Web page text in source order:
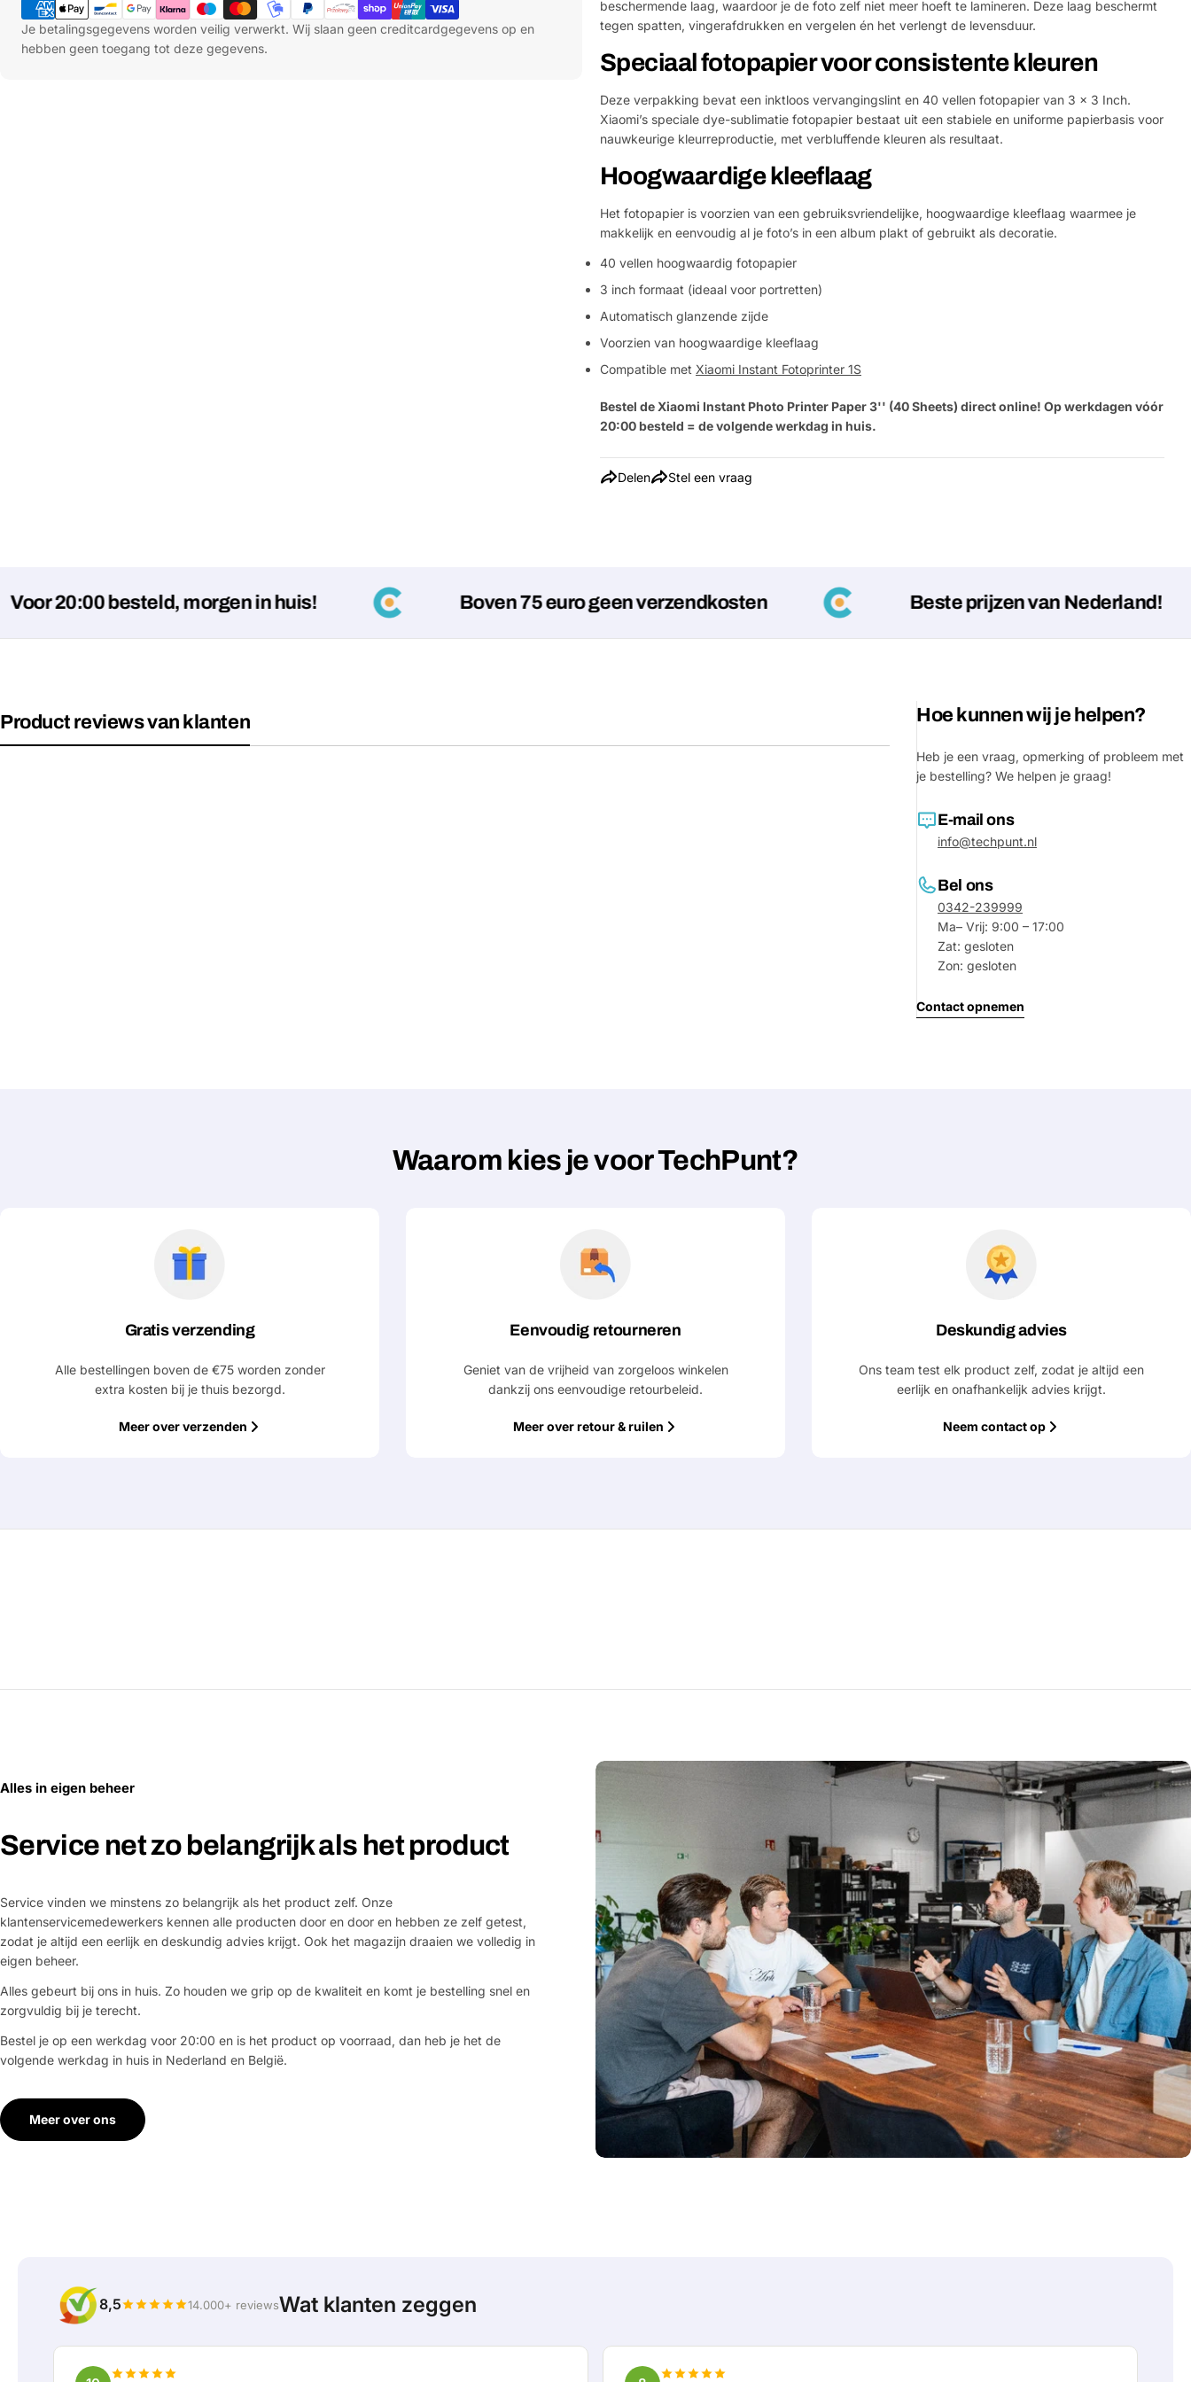
Je betalingsgegevens worden veilig verwerkt. Wij slaan geen creditcardgegevens op en
hebben geen toegang tot deze gegevens.
beschermende laag, waardoor je de foto zelf niet meer hoeft te lamineren. Deze laag beschermt
tegen spatten, vingerafdrukken en vergelen én het verlengt de levensduur.
Speciaal fotopapier voor consistente kleuren
Deze verpakking bevat een inktloos vervangingslint en 40 vellen fotopapier van 3 x 3 Inch.
Xiaomi’s speciale dye-sublimatie fotopapier bestaat uit een stabiele en uniforme papierbasis voor
nauwkeurige kleurreproductie, met verbluffende kleuren als resultaat.
Hoogwaardige kleeflaag
Het fotopapier is voorzien van een gebruiksvriendelijke, hoogwaardige kleeflaag waarmee je
makkelijk en eenvoudig al je foto’s in een album plakt of gebruikt als decoratie.
40 vellen hoogwaardig fotopapier
3 inch formaat (ideaal voor portretten)
Automatisch glanzende zijde
Voorzien van hoogwaardige kleeflaag
Compatible met Xiaomi Instant Fotoprinter 1S
Bestel de Xiaomi Instant Photo Printer Paper 3'' (40 Sheets) direct online! Op werkdagen vóór
20:00 besteld = de volgende werkdag in huis.
Delen Stel een vraag
20:00 besteld, morgen in huis! Boven 75 euro geen verzendkosten Beste prijzen van Nederland!
Product reviews van klanten Hoe kunnen wij je helpen?
Heb je een vraag, opmerking of probleem met
je bestelling? We helpen je graag!
E-mail ons
info@techpunt.nl
Bel ons
0342-239999
Ma– Vrij: 9:00 – 17:00
Zat: gesloten
Zon: gesloten
Contact opnemen
Waarom kies je voor TechPunt?
Gratis verzending
Alle bestellingen boven de €75 worden zonder
extra kosten bij je thuis bezorgd.
Meer over verzenden
Eenvoudig retourneren
Geniet van de vrijheid van zorgeloos winkelen
dankzij ons eenvoudige retourbeleid.
Meer over retour & ruilen
Deskundig advies
Ons team test elk product zelf, zodat je altijd een
eerlijk en onafhankelijk advies krijgt.
Neem contact op
Alles in eigen beheer
Service net zo belangrijk als het product
Service vinden we minstens zo belangrijk als het product zelf. Onze
klantenservicemedewerkers kennen alle producten door en door en hebben ze zelf getest,
zodat je altijd een eerlijk en deskundig advies krijgt. Ook het magazijn draaien we volledig in
eigen beheer.
Alles gebeurt bij ons in huis. Zo houden we grip op de kwaliteit en komt je bestelling snel en
zorgvuldig bij je terecht.
Bestel je op een werkdag voor 20:00 en is het product op voorraad, dan heb je het de
volgende werkdag in huis in Nederland en België.
Meer over ons
8,5 14.000+ reviewsWat klanten zeggen